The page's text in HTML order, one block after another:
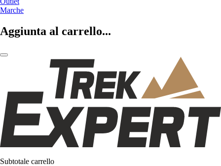
Marche
Aggiunta al carrello...
Subtotale carrello